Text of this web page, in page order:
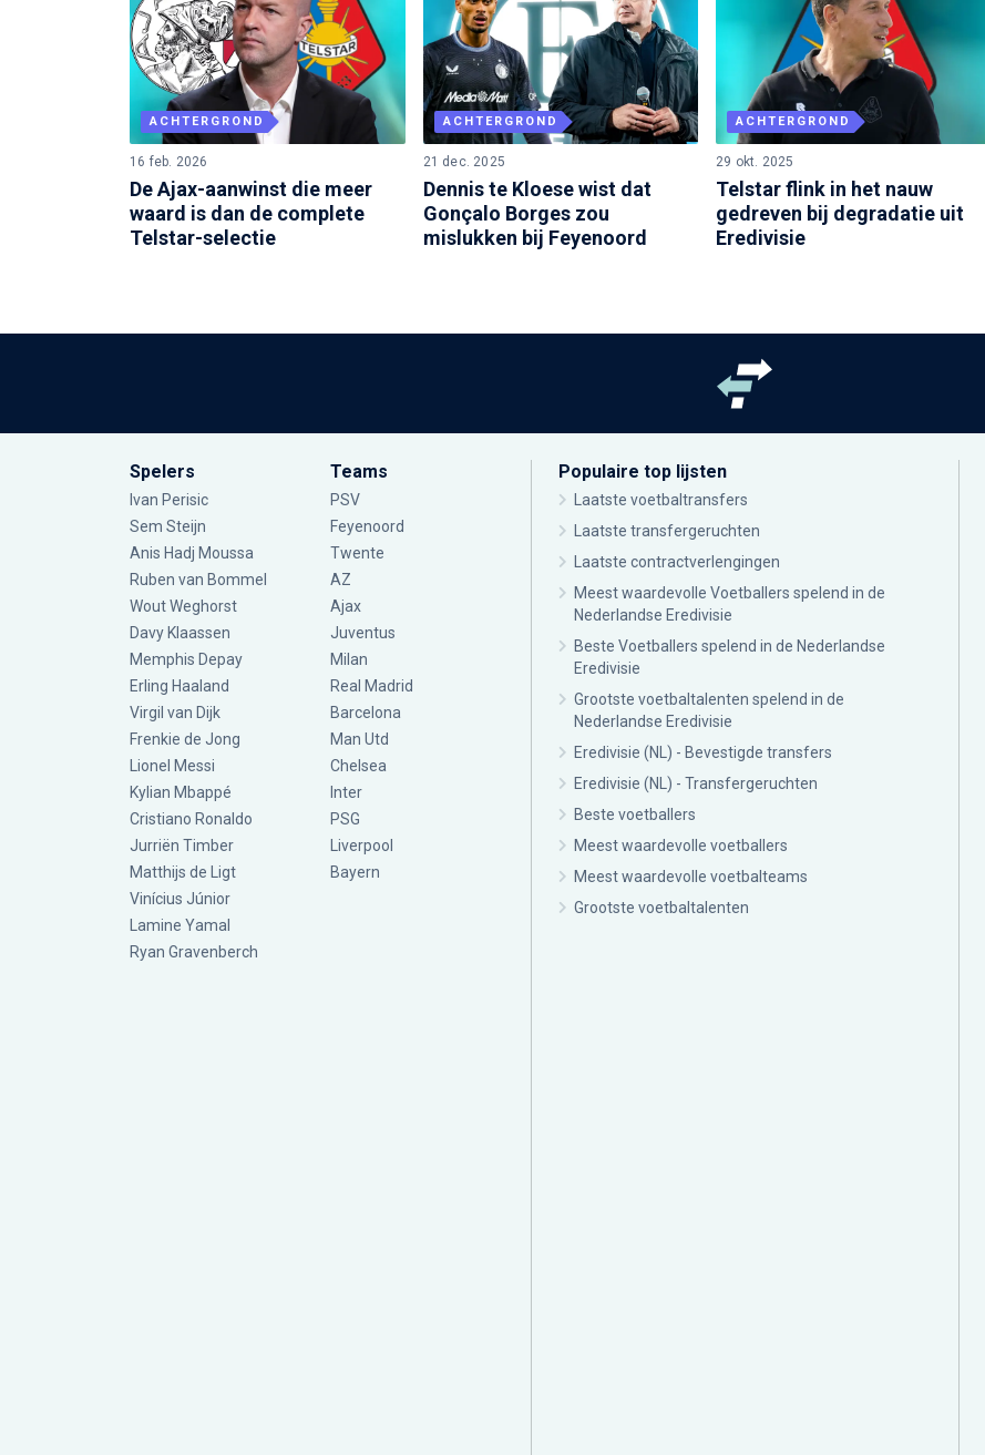
ACHTERGROND
16 feb. 2026
De Ajax-aanwinst die meer
waard is dan de complete
Telstar-selectie
ACHTERGROND
21 dec. 2025
Dennis te Kloese wist dat
Gonçalo Borges zou
mislukken bij Feyenoord
ACHTERGROND
29 okt. 2025
Telstar flink in het nauw
gedreven bij degradatie uit
Eredivisie
Spelers
Ivan Perisic
Sem Steijn
Anis Hadj Moussa
Ruben van Bommel
Wout Weghorst
Davy Klaassen
Memphis Depay
Erling Haaland
Virgil van Dijk
Frenkie de Jong
Lionel Messi
Kylian Mbappé
Cristiano Ronaldo
Jurriën Timber
Matthijs de Ligt
Vinícius Júnior
Lamine Yamal
Ryan Gravenberch
Teams
PSV
Feyenoord
Twente
AZ
Ajax
Juventus
Milan
Real Madrid
Barcelona
Man Utd
Chelsea
Inter
PSG
Liverpool
Bayern
Populaire top lijsten
Laatste voetbaltransfers
Laatste transfergeruchten
Laatste contractverlengingen
Meest waardevolle Voetballers spelend in de
Nederlandse Eredivisie
Beste Voetballers spelend in de Nederlandse
Eredivisie
Grootste voetbaltalenten spelend in de
Nederlandse Eredivisie
Eredivisie (NL) - Bevestigde transfers
Eredivisie (NL) - Transfergeruchten
Beste voetballers
Meest waardevolle voetballers
Meest waardevolle voetbalteams
Grootste voetbaltalenten